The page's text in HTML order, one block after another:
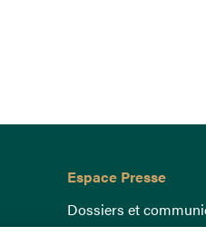
Espace Presse
Dossiers et